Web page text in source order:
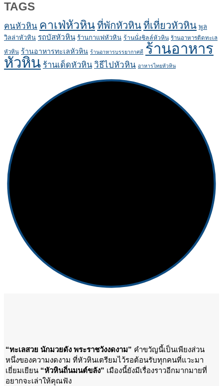
TAGS
คนหัวหิน คาเฟ่หัวหินที่พักหัวหินที่เที่ยวหัวหิน พูล
วิลล่าหัวหิน รถบัสหัวหิน ร้านกาแฟหัวหิน ร้านนั่งชิลล์หัวหิน ร้านอาหารติดทะเล
หัวหิน ร้านอาหารทะเลหัวหิน ร้านอาหารบรรยากาศดี ร้านอาหาร
หัวหิน ร้านเด็ดหัวหิน วิธีไปหัวหิน อาหารไทยหัวหิน
“ทะเลสวย นักมวยดัง พระราชวังงดงาม” คำขวัญนี้เป็นเพียงส่วน
หนึ่งของความงดงาม ที่หัวหินเตรียมไว้รอต้อนรับทุกคนที่แวะมา
เยี่ยมเยียน “หัวหินถิ่นมนต์ขลัง” เมืองนี้ยังมีเรื่องราวอีกมากมายที่
อยากจะเล่าให้คุณฟัง